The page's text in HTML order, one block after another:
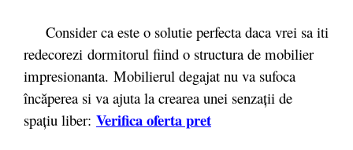
Consider ca este o solutie perfecta daca vrei sa iti
redecorezi dormitorul fiind o structura de mobilier
impresionanta. Mobilierul degajat nu va sufoca
încăperea si va ajuta la crearea unei senzaţii de
spaţiu liber: Verifca oferta pret